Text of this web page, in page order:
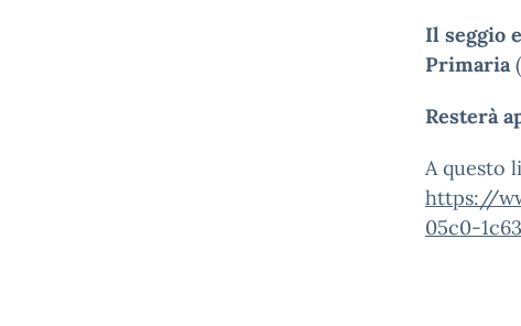
Il seggio
Primaria
Resterà
A questo
https://
05c0-